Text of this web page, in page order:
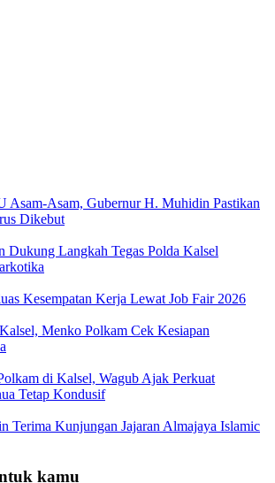
Asam-Asam, Gubernur H. Muhidin Pastikan
Dikebut
Dukung Langkah Tegas Polda Kalsel
Kesempatan Kerja Lewat Job Fair 2026
Menko Polkam Cek Kesiapan
di Kalsel, Wagub Ajak Perkuat
Tetap Kondusif
Terima Kunjungan Jajaran Almajaya Islamic
kamu